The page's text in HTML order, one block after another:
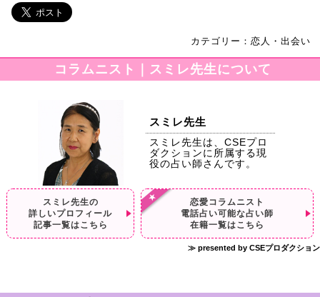
カテゴリー：恋人・出会い
コラムニスト｜スミレ先生について
スミレ先生
スミレ先生は、CSEプロ
ダクションに所属する現
役の占い師さんです。
スミレ先生の
詳しいプロフィール
記事一覧はこちら
恋愛コラムニスト
電話占い可能な占い師
在籍一覧はこちら
≫ presented by CSEプロダクション